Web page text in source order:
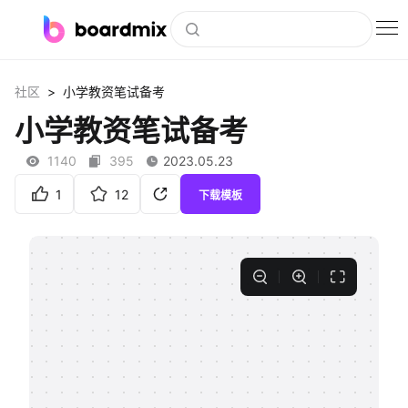
社区资源
下载
会员
客户案例
支持
社区 > 小学教资笔试备考
小学教资笔试备考
1140 395 2023.05.23
1 12 下载模板